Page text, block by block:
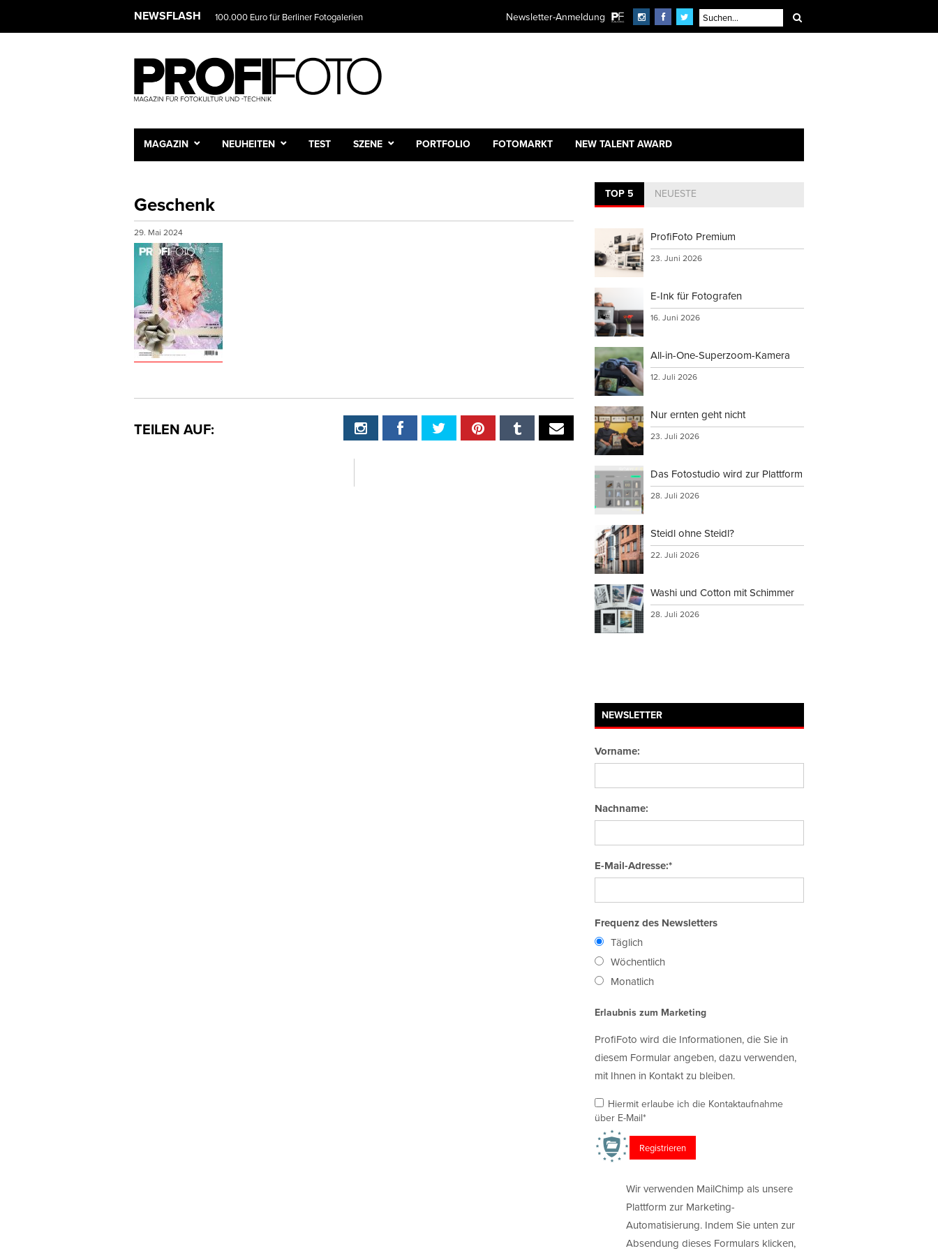
NEWSFLASH 100.000 Euro für Berliner Fotogalerien Newsletter-Anmeldung
MAGAZIN NEUHEITEN TEST SZENE PORTFOLIO FOTOMARKT NEW TALENT AWARD
Geschenk
29. Mai 2024
TEILEN AUF:
TOP 5 NEUESTE
ProfiFoto Premium
23. Juni 2026
E-Ink für Fotografen
16. Juni 2026
All-in-One-Superzoom-Kamera
12. Juli 2026
Nur ernten geht nicht
23. Juli 2026
Das Fotostudio wird zur Plattform
28. Juli 2026
Steidl ohne Steidl?
22. Juli 2026
Washi und Cotton mit Schimmer
28. Juli 2026
NEWSLETTER
Vorname:
Nachname:
E-Mail-Adresse:*
Frequenz des Newsletters
Täglich
Wöchentlich
Monatlich
Erlaubnis zum Marketing
ProfiFoto wird die Informationen, die Sie in
diesem Formular angeben, dazu verwenden,
mit Ihnen in Kontakt zu bleiben.
Hiermit erlaube ich die Kontaktaufnahme
über E-Mail*
Wir verwenden MailChimp als unsere
Plattform zur Marketing-
Automatisierung. Indem Sie unten zur
Absendung dieses Formulars klicken,